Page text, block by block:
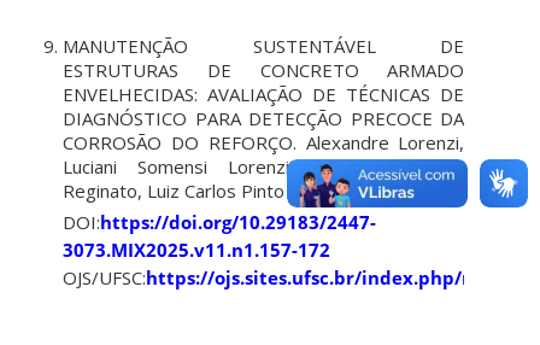
MANUTENÇÃO SUSTENTÁVEL DE
ESTRUTURAS DE CONCRETO ARMADO
ENVELHECIDAS: AVALIAÇÃO DE TÉCNICAS DE
DIAGNÓSTICO PARA DETECÇÃO PRECOCE DA
CORROSÃO DO REFORÇO. Alexandre Lorenzi,
Luciani Somensi Lorenzi, Lucas Alexandre
Reginato, Luiz Carlos Pinto da Silva Filho
DOI:https://doi.org/10.29183/2447-
3073.MIX2025.v11.n1.157-172
OJS/UFSC:https://ojs.sites.ufsc.br/index.php/